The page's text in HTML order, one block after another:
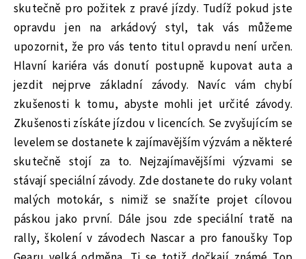
skutečně pro požitek z pravé jízdy. Tudíž pokud jste
opravdu jen na arkádový styl, tak vás můžeme
upozornit, že pro vás tento titul opravdu není určen.
Hlavní kariéra vás donutí postupně kupovat auta a
jezdit nejprve základní závody. Navíc vám chybí
zkušenosti k tomu, abyste mohli jet určité závody.
Zkušenosti získáte jízdou v licencích. Se zvyšujícím se
levelem se dostanete k zajímavějším výzvám a některé
skutečně stojí za to. Nejzajímavějšími výzvami se
stávají speciální závody. Zde dostanete do ruky volant
malých motokár, s nimiž se snažíte projet cílovou
páskou jako první. Dále jsou zde speciální tratě na
rally, školení v závodech Nascar a pro fanoušky Top